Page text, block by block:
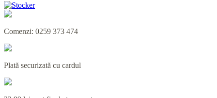
Comenzi: 0259 373 474
Plată securizată cu cardul